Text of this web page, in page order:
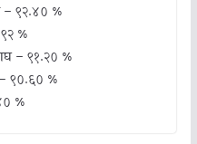
– ९२.४० %
%
– ९१.२० %
९०.६० %
%